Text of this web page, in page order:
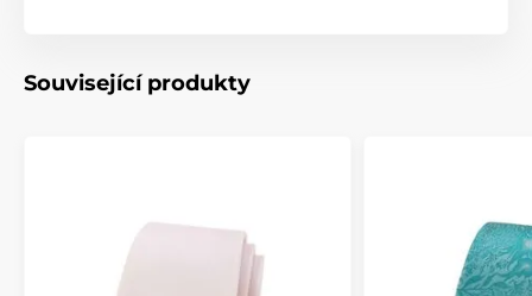
Související produkty